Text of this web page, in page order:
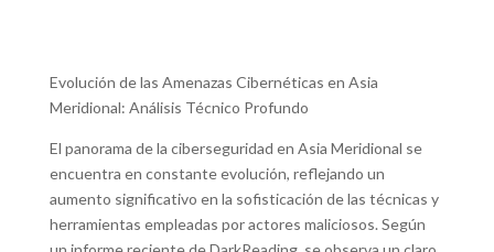
Evolución de las Amenazas Cibernéticas en Asia
Meridional: Análisis Técnico Profundo
El panorama de la ciberseguridad en Asia Meridional se
encuentra en constante evolución, reflejando un
aumento significativo en la sofisticación de las técnicas y
herramientas empleadas por actores maliciosos. Según